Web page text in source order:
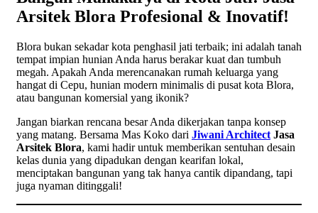
Arsitek Blora Profesional & Inovatif!
Blora bukan sekadar kota penghasil jati terbaik; ini adalah tanah
tempat impian hunian Anda harus berakar kuat dan tumbuh
megah. Apakah Anda merencanakan rumah keluarga yang
hangat di Cepu, hunian modern minimalis di pusat kota Blora,
atau bangunan komersial yang ikonik?
Jangan biarkan rencana besar Anda dikerjakan tanpa konsep
yang matang. Bersama Mas Koko dari Jiwani Architect Jasa
Arsitek Blora, kami hadir untuk memberikan sentuhan desain
kelas dunia yang dipadukan dengan kearifan lokal,
menciptakan bangunan yang tak hanya cantik dipandang, tapi
juga nyaman ditinggali!